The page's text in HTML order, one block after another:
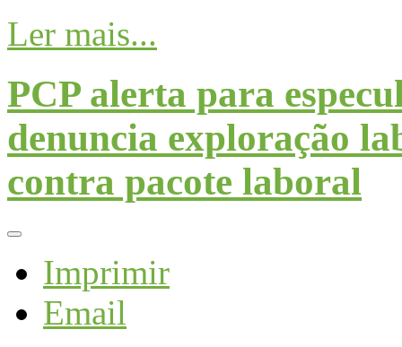
Ler mais...
PCP alerta para
denuncia exploração
contra pacote laboral
Imprimir
Email